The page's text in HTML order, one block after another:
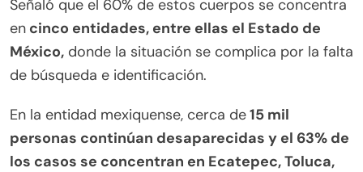
Señaló que el 60% de estos cuerpos se concentra
en cinco entidades, entre ellas el Estado de
México, donde la situación se complica por la falta
de búsqueda e identificación.
En la entidad mexiquense, cerca de15 mil
personas continúan desaparecidas y el 63% de
los casos se concentran en Ecatepec, Toluca,